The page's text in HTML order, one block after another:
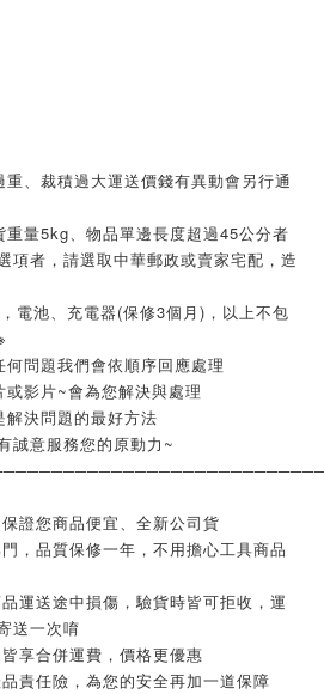
、裁積過大運送價錢有異動會另行通
量5kg、物品單邊長度超過45公分者
項者，請選取中華郵政或賣家宅配，造
電池、充電器(保修3個月)，以上不包
問題我們會依順序回應處理
影片~會為您解決與處理
決問題的最好方法
誠意服務您的原動力~
證您商品便宜、全新公司貨
，品質保修一年，不用擔心工具商品
運送途中損傷，驗貨時皆可拒收，運
送一次唷
享合併運費，價格更優惠
責任險，為您的安全再加一道保障